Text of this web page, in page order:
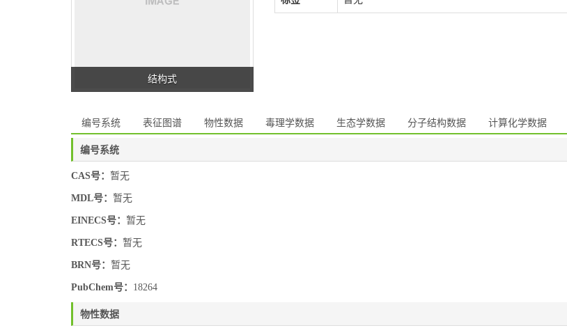
结构式
编号系统 表征图谱 物性数据 毒理学数据 生态学数据 分子结构数据 计算化学数据
编号系统
CAS号： 暂无
MDL号： 暂无
EINECS号： 暂无
RTECS号： 暂无
BRN号： 暂无
PubChem号： 18264
物性数据